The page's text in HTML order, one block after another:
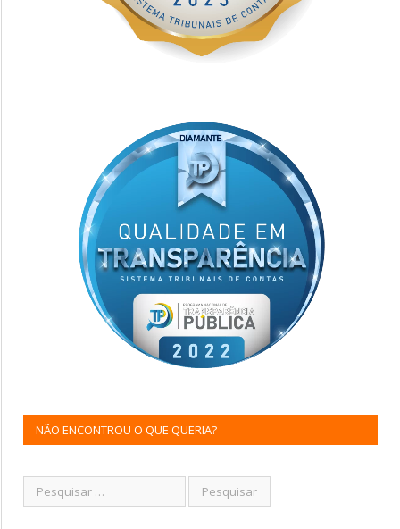
NÃO ENCONTROU O QUE QUERIA?